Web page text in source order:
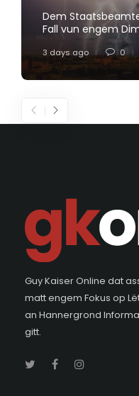
Dem
Fall vun engem
3 days ago 0
Guy Kaiser Online dat
matt engem Fokus op
an Hannergrond
gitt.